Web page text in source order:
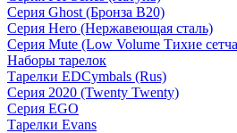
Серия Ghost (Бронза B20)
Серия Hero (Нержавеющая сталь)
Серия Mute (Low Volume Тихие
Наборы тарелок
Тарелки EDCymbals (Rus)
Серия 2020 (Twenty Twenty)
Серия EGO
Тарелки Evans